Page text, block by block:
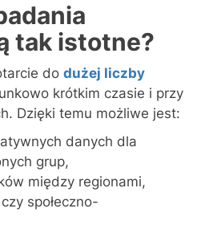
tak istotne?
do dużej liczby
krótkim czasie i przy
Dzięki temu możliwe jest:
danych dla
grup,
między regionami,
społeczno-